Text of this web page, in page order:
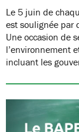
Le 5 juin de
est soulignée par
Une occasion de
l’environnement
incluant les